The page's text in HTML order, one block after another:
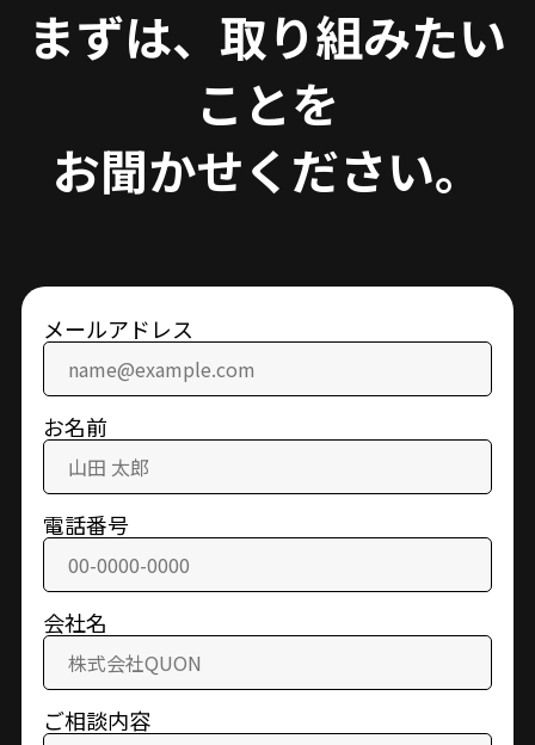
まずは、取り組みたい
ことを
お聞かせください。
メールアドレス
お名前
電話番号
会社名
ご相談内容